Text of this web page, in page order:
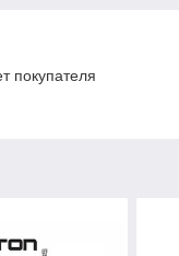
покупателя